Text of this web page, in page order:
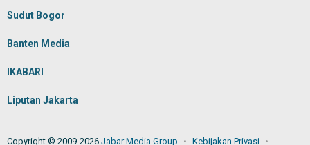
Sudut Bogor
Banten Media
IKABARI
Liputan Jakarta
Copyright © 2009-2026 Jabar Media Group Kebijakan Privasi